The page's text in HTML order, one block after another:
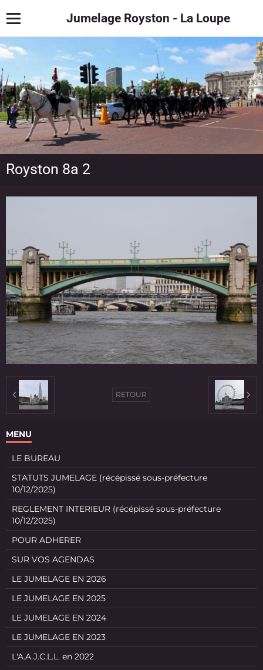
Jumelage Royston - La Loupe
Royston 8a 2
RETOUR
MENU
LE BUREAU
STATUTS JUMELAGE (récépissé sous-préfecture
10/12/2025)
REGLEMENT INTERIEUR (récépissé sous-préfecture
10/12/2025)
POUR ADHERER
SUR VOS AGENDAS
LE JUMELAGE EN 2026
LE JUMELAGE EN 2025
LE JUMELAGE EN 2024
LE JUMELAGE EN 2023
L'A.A.J.C.L.L. en 2022